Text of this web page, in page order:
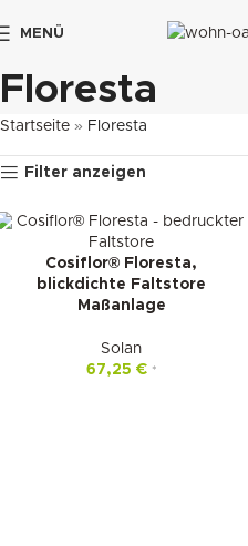
MENÜ
Floresta
Startseite » Floresta
Filter anzeigen
Cosiflor® Floresta,
blickdichte Faltstore
Maßanlage
Solan
67,25 € *